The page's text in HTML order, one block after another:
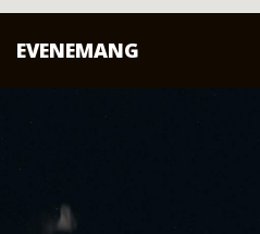
EVENEMANG